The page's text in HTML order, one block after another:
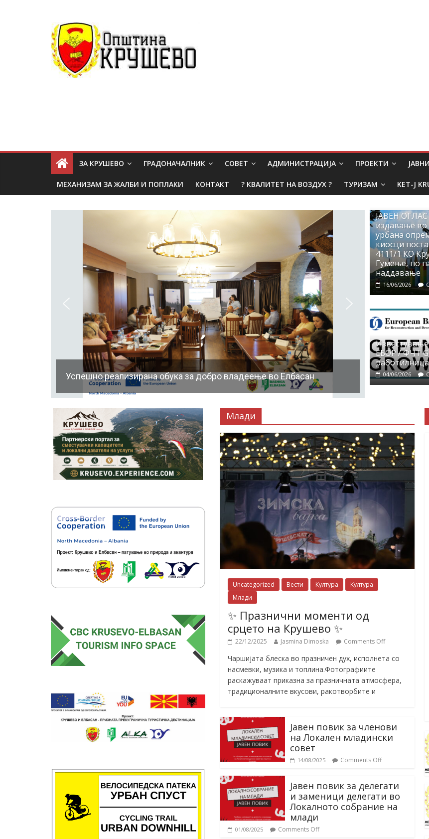
ЗА КРУШЕВО ГРАДОНАЧАЛНИК СОВЕТ АДМИНИСТРАЦИЈА ПРОЕКТИ
МЕХАНИЗАМ ЗА ЖАЛБИ И ПОПЛАКИ КОНТАКТ ? КВАЛИТЕТ НА ВОЗДУХ ? ТУРИЗАМ KET-J
Успешно реализирана обука за добро владеење во Елбасан
ЈАВЕН ОГЛАС
издавање во
урбана
киосци
4111/1 КО
Гумење, по
наддавање
16/06/2026
ЕБОР / ФЧТ
работилница
04/06/2026
Млади
Uncategorized Вести Култура
Култура
Млади
✨ Празнични моменти од
срцето на Крушево ✨
22/12/2025 Jasmina Dimoska Comments Off
Чаршијата блеска во празничен дух, исполнета со
насмевки, музика и топлина.Фотографиите
раскажуваат приказна за празничната атмосфера,
традиционалните вкусови, ракотворбите и
Јавен повик за членови
на Локален младински
совет
14/08/2025 Comments Off
Јавен повик за делегати
и заменици делегати во
Локалното собрание на
млади
01/08/2025 Comments Off